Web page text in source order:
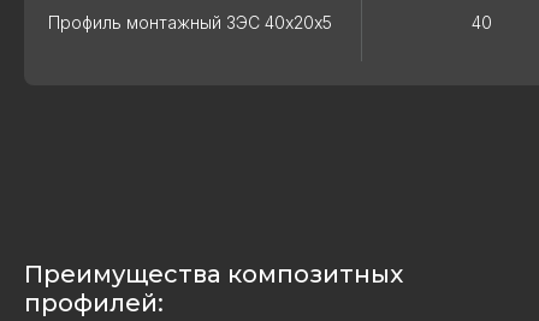
Профиль монтажный ЗЭС 40х20х5 40
Преимущества композитных
профилей: